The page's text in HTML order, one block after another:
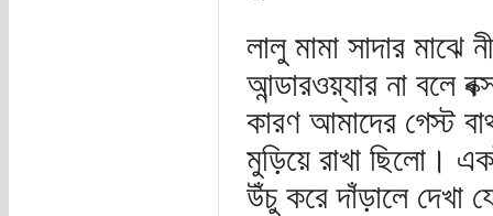
লালু মামা সাদার মাঝে
আন্ডারওয়্যার না বলে
কারণ আমাদের গেস্ট
মুড়িয়ে রাখা ছিলো।
উঁচু করে দাঁড়ালে দেখা